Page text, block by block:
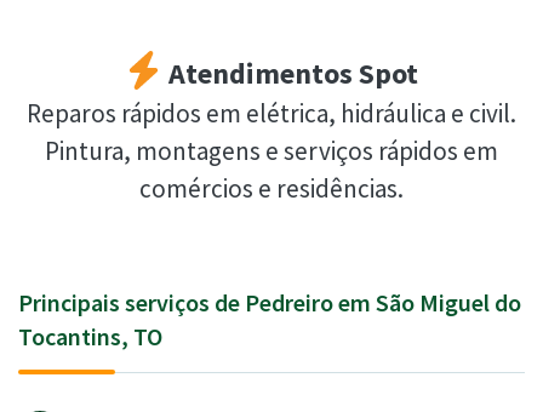
Atendimentos Spot
Reparos rápidos em elétrica, hidráulica e civil.
Pintura, montagens e serviços rápidos em
comércios e residências.
Principais serviços de Pedreiro em São Miguel do
Tocantins, TO